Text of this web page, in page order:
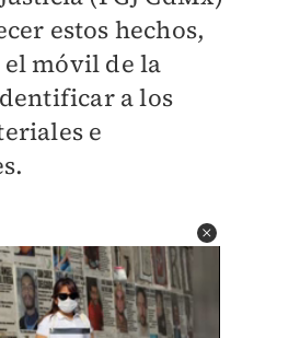
estos hechos,
móvil de la
a los
e